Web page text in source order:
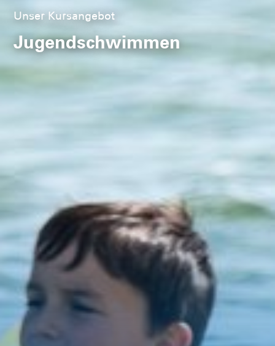
Unser Kursangebot
Jugendschwimmen